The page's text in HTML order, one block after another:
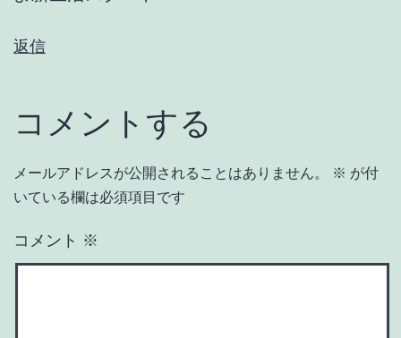
返信
コメントする
メールアドレスが公開されることはありません。 ※ が付
いている欄は必須項目です
コメント ※